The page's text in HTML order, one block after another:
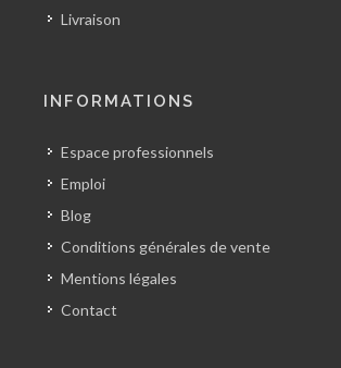
Livraison
INFORMATIONS
Espace professionnels
Emploi
Blog
Conditions générales de vente
Mentions légales
Contact